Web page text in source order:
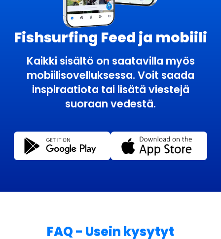
Fishsurfing Feed ja mobiili
Kaikki sisältö on saatavilla myös
mobiilisovelluksessa. Voit saada
inspiraatiota tai lisätä viestejä
suoraan vedestä.
FAQ - Usein kysytyt